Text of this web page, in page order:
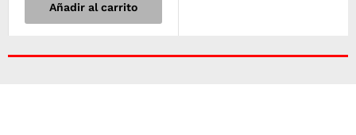
Añadir al carrito